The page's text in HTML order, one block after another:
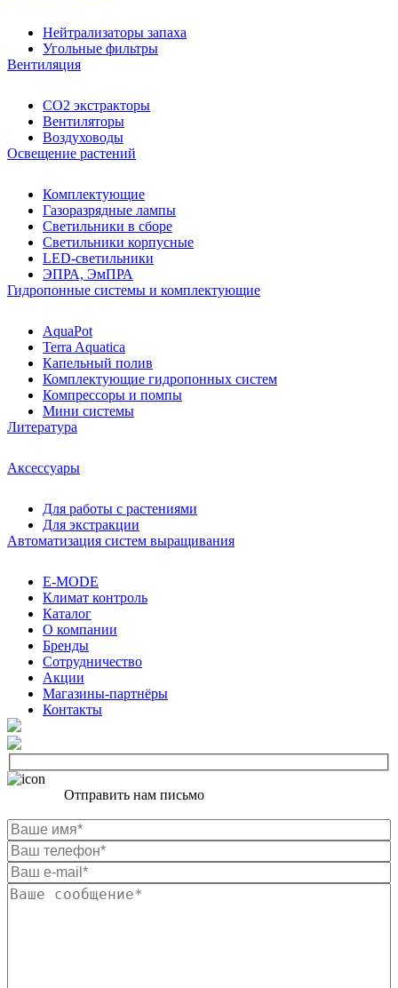
Нейтрализаторы запаха
Угольные фильтры
Вентиляция
CO2 экстракторы
Вентиляторы
Воздуховоды
Освещение растений
Комплектующие
Газоразрядные лампы
Светильники в сборе
Светильники корпусные
LED-светильники
ЭПРА, ЭмПРА
Гидропонные системы и комплектующие
AquaPot
Terra Aquatica
Капельный полив
Комплектующие гидропонных систем
Компрессоры и помпы
Мини системы
Литература
Аксессуары
Для работы с растениями
Для экстракции
Автоматизация систем выращивания
E-MODE
Климат контроль
Каталог
О компании
Бренды
Сотрудничество
Акции
Магазины-партнёры
Контакты
Отправить нам письмо